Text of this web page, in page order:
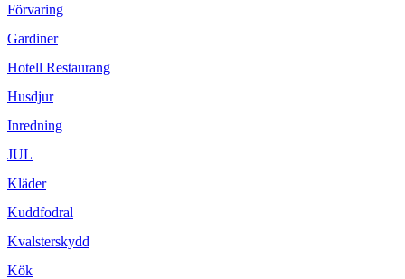
Förvaring
Gardiner
Hotell Restaurang
Husdjur
Inredning
JUL
Kläder
Kuddfodral
Kvalsterskydd
Kök